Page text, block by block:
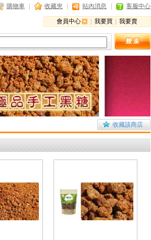
購物車 收藏夾 站內消息 客服中心
會員中心 我要買 我要賣
收藏該商店